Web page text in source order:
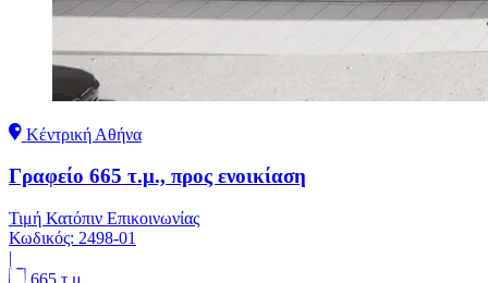
Κέντρική Αθήνα
Γραφείο 665 τ.μ., προς ενοικίαση
Τιμή Κατόπιν Επικοινωνίας
Κωδικός: 2498-01
|